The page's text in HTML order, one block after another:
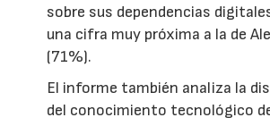
sobre sus dependencias
una cifra muy próxima a la de
(71%).
El informe también analiza la
del conocimiento tecnológico